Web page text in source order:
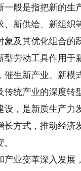
是指把新的生
新供给、新组
象及其优化组合
劳动工具作用
催生新产业、新
传统产业的深度
设，是新质生产
方式，推动经
变革深入发展